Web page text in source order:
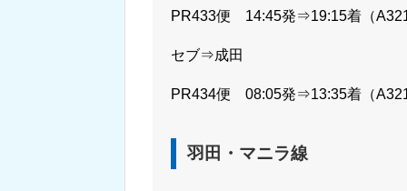
PR433便 14:45発⇒19:15着（A321
セブ⇒成田
PR434便 08:05発⇒13:35着（A321
羽田・マニラ線